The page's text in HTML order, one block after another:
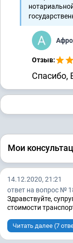
Отзыв:
Спасибо,
Мои
14.12.2020, 21:21
ответ на вопрос №
Здравствуйте,
стоимости
Читать далее (7